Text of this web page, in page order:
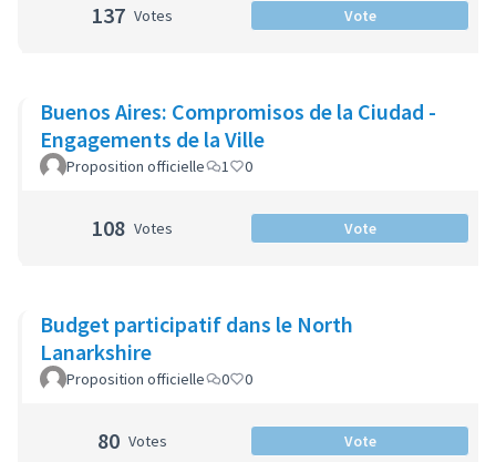
137 Votes Vote
Buenos Aires: Compromisos de la Ciudad -
Engagements de la Ville
Proposition officielle 1 0
108 Votes Vote
Budget participatif dans le North
Lanarkshire
Proposition officielle 0 0
80 Votes Vote